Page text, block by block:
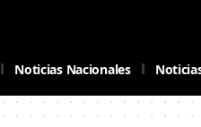
Noticias Nacionales